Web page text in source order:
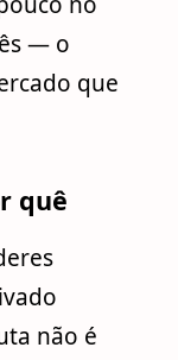
— o
que
quê
não é